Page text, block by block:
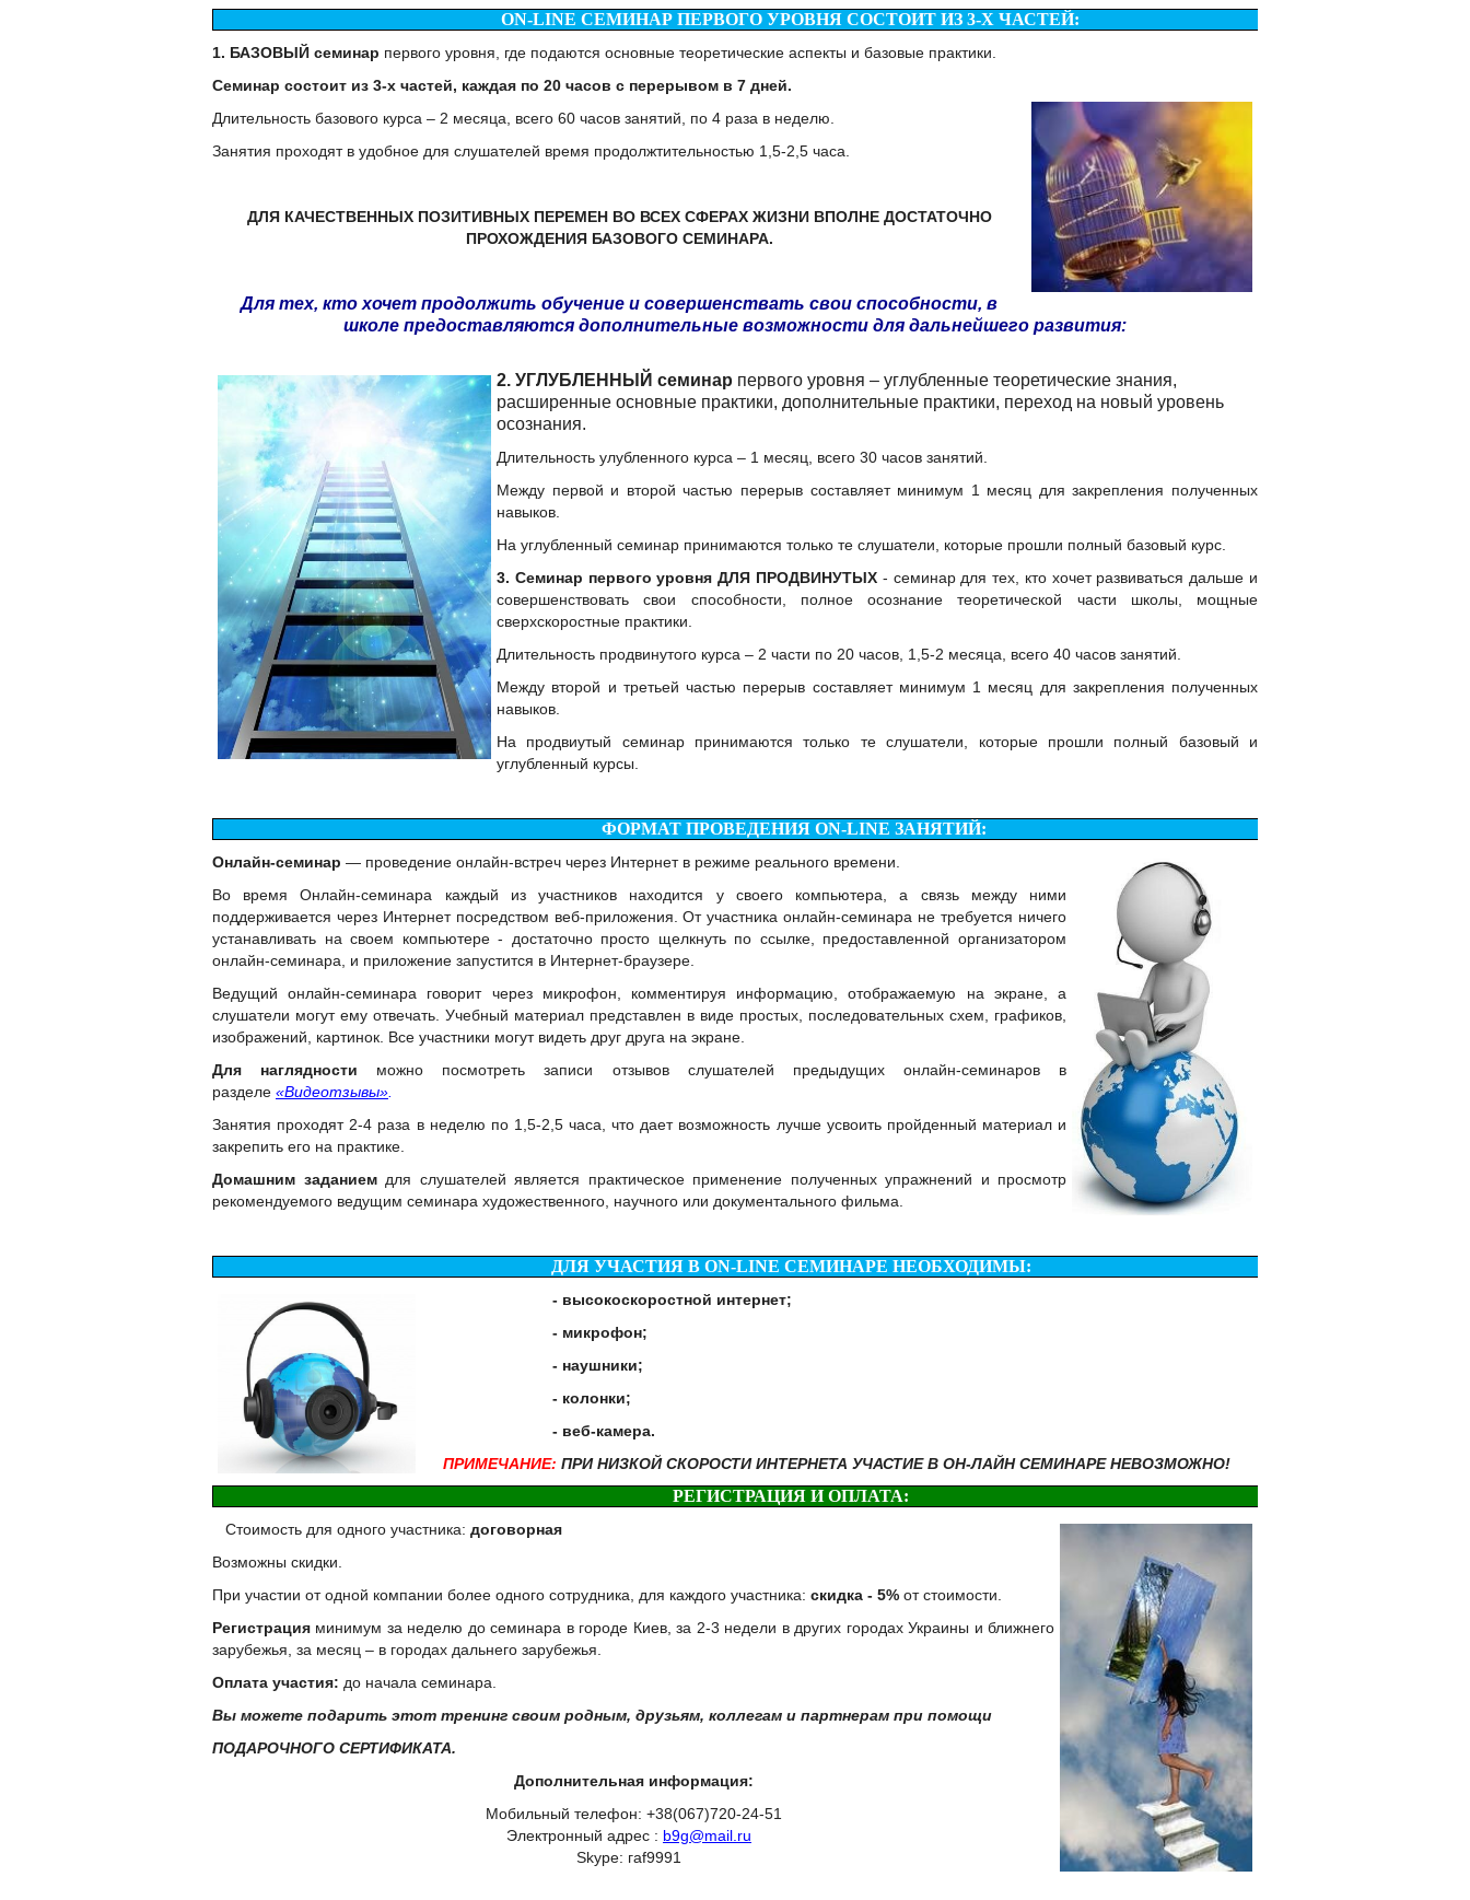
ON-LINE СЕМИНАР ПЕРВОГО УРОВНЯ СОСТОИТ ИЗ 3-Х ЧАСТЕЙ:
1. БАЗОВЫЙ семинар первого уровня, где подаются основные теоретические аспекты и базовые практики.
Семинар состоит из 3-х частей, каждая по 20 часов с перерывом в 7 дней.
Длительность базового курса – 2 месяца, всего 60 часов занятий, по 4 раза в неделю.
Занятия проходят в удобное для слушателей время продолжтительностью 1,5-2,5 часа.
ДЛЯ КАЧЕСТВЕННЫХ ПОЗИТИВНЫХ ПЕРЕМЕН ВО ВСЕХ СФЕРАХ ЖИЗНИ ВПОЛНЕ ДОСТАТОЧНО
ПРОХОЖДЕНИЯ БАЗОВОГО СЕМИНАРА.
Для тех, кто хочет продолжить обучение и совершенствать свои способности, в
школе предоставляются дополнительные возможности для дальнейшего развития:
2. УГЛУБЛЕННЫЙ семинар первого уровня – углубленные теоретические знания,
расширенные основные практики, дополнительные практики, переход на новый уровень
осознания.
Длительность улубленного курса – 1 месяц, всего 30 часов занятий.
Между первой и второй частью перерыв составляет минимум 1 месяц для закрепления полученных
навыков.
На углубленный семинар принимаются только те слушатели, которые прошли полный базовый курс.
3. Семинар первого уровня ДЛЯ ПРОДВИНУТЫХ- семинар для тех, кто хочет развиваться дальше и
совершенствовать свои способности, полное осознание теоретической части школы, мощные
сверхскоростные практики.
Длительность продвинутого курса – 2 части по 20 часов, 1,5-2 месяца, всего 40 часов занятий.
Между второй и третьей частью перерыв составляет минимум 1 месяц для закрепления полученных
навыков.
На продвиутый семинар принимаются только те слушатели, которые прошли полный базовый и
углубленный курсы.
ФОРМАТ ПРОВЕДЕНИЯ ON-LINE ЗАНЯТИЙ:
Онлайн-семинар — проведение онлайн-встреч через Интернет в режиме реального времени.
Во время Онлайн-семинара каждый из участников находится у своего компьютера, а связь между ними
поддерживается через Интернет посредством веб-приложения. От участника онлайн-семинара не требуется ничего
устанавливать на своем компьютере - достаточно просто щелкнуть по ссылке, предоставленной организатором
онлайн-семинара, и приложение запустится в Интернет-браузере.
Ведущий онлайн-семинара говорит через микрофон, комментируя информацию, отображаемую на экране, а
слушатели могут ему отвечать. Учебный материал представлен в виде простых, последовательных схем, графиков,
изображений, картинок. Все участники могут видеть друг друга на экране.
Для наглядности можно посмотреть записи отзывов слушателей предыдущих онлайн-семинаров в
разделе «Видеотзывы»
Занятия проходят 2-4 раза в неделю по 1,5-2,5 часа, что дает возможность лучше усвоить пройденный материал и
закрепить его на практике.
Домашним заданием для слушателей является практическое применение полученных упражнений и просмотр
рекомендуемого ведущим семинара художественного, научного или документального фильма.
ДЛЯ УЧАСТИЯ В ON-LINE СЕМИНАРЕ НЕОБХОДИМЫ:
- высокоскоростной интернет;
- микрофон;
- наушники;
- колонки;
- веб-камера.
ПРИМЕЧАНИЕ: ПРИ НИЗКОЙ СКОРОСТИ ИНТЕРНЕТА УЧАСТИЕ В ОН-ЛАЙН СЕМИНАРЕ НЕВОЗМОЖНО!
РЕГИСТРАЦИЯ И ОПЛАТА:
Стоимость для одного участника: договорная
Возможны скидки.
При участии от одной компании более одного сотрудника, для каждого участника: скидка - 5% от стоимости.
Регистрация минимум за неделю до семинара в городе Киев, за 2-3 недели в других городах Украины и ближнего
зарубежья, за месяц – в городах дальнего зарубежья.
Оплата участия: до начала семинара.
Вы можете подарить этот тренинг своим родным, друзьям, коллегам и партнерам при помощи
ПОДАРОЧНОГО СЕРТИФИКАТА.
Дополнительная информация:
Мобильный телефон: +38(067)720-24-51
Электронный адрес : b9g@mail.ru
Skype: гаf9991